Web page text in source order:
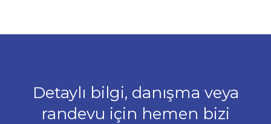
Detaylı bilgi, danışma veya
randevu için hemen bizi